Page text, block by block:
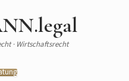
· Wirtschaftsrecht